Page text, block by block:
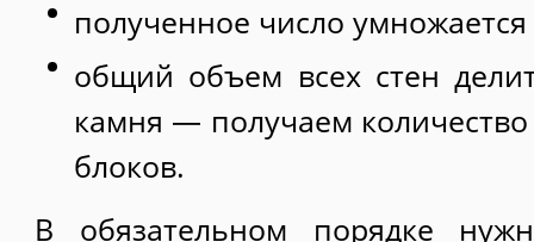
полученное число
общий объем всех стен
камня — получаем
блоков.
В обязательном порядке